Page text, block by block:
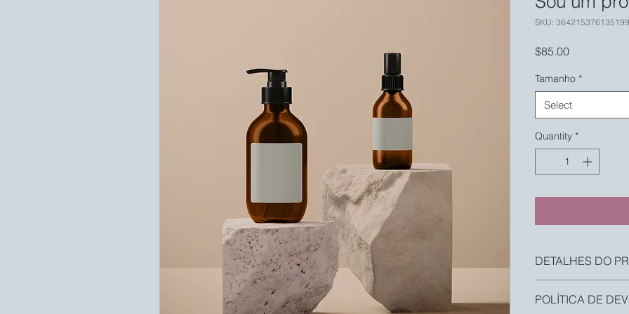
SKU: 364215376135199
$85.00Price
Tamanho *
Select
Quantity *
DETALHES DO
seu produto, como
POLÍTICA DE